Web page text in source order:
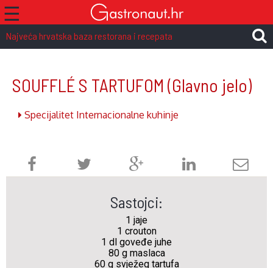
☰
Najveća hrvatska baza restorana i recepata
SOUFFLÉ S TARTUFOM (Glavno jelo)
Specijalitet Internacionalne kuhinje
Sastojci:
1 jaje
1 crouton
1 dl goveđe juhe
80 g maslaca
60 g svježeg tartufa